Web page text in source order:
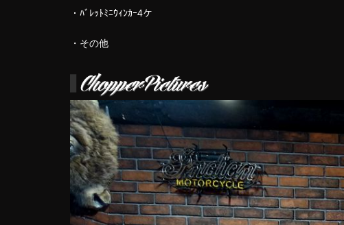
・ﾊﾞﾚｯﾄﾐﾆｳｨﾝｶｰ4ケ
・その他